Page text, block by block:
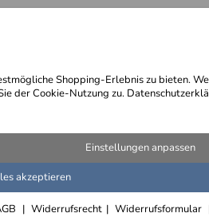
Shopping-Erlebnis zu bieten.
der Cookie-Nutzung zu.
Einstellungen anpassen
akzeptieren
Widerrufsrecht
Widerrufsformular
@
hoher,